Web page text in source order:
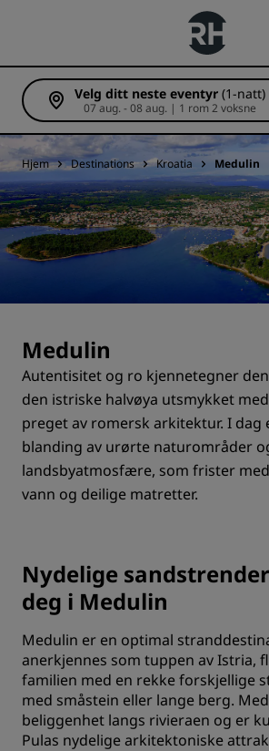
Velg ditt neste eventyr (1-natt)
07 aug. - 08 aug. | 1 rom 2 voksne
Hjem Destinations Kroatia Medulin
Medulin
Autentisitet og ro kjennetegner
den istriske halvøya utsmykket
preget av romersk arkitektur. I dag
blanding av urørte naturområder
landsbyatmosfære, som frister
vann og deilige matretter.
Nydelige
deg i Medulin
Medulin er en optimal
anerkjennes som tuppen av Istria,
familien med en rekke forskjellige
med småstein eller lange berg.
beliggenhet langs rivieraen og er
Pulas nydelige arkitektoniske